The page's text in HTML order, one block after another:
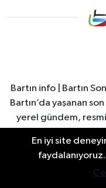
Bartın info | Bartın
Bartın’da yaşanan
yerel gündem,
olmak üzere
güncel haberler
ulaştırılır. Bartın
En iyi site
2 Buzağı
Ünsal Sahne